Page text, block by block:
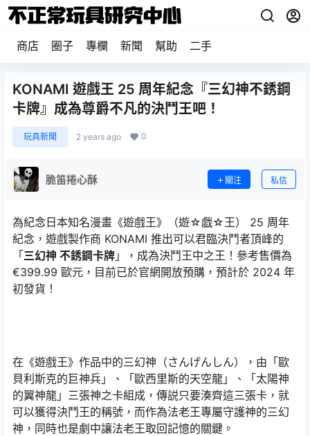
商店 圈子 專欄 新聞 幫助 二手
KONAMI 遊戲王 25 周年紀念『三幻神不銹鋼
卡牌』成為尊爵不凡的決鬥王吧！
玩具新聞 2 years ago 0
脆笛捲心酥 關注 私信
為紀念日本知名漫畫《遊戲王》（遊☆戯☆王） 25 周年
紀念，遊戲製作商 KONAMI 推出可以君臨決鬥者頂峰的
「三幻神 不銹鋼卡牌 」，成為決鬥王中之王！參考售價為
€399.99 歐元，目前已於官網開放預購，預計於 2024 年
初發貨！
在《遊戲王》作品中的三幻神（さんげんしん），由「歐
貝利斯克的巨神兵」、「歐西里斯的天空龍」、「太陽神
的翼神龍」三張神之卡組成，傳説只要湊齊這三張卡，就
可以獲得決鬥王的稱號，而作為法老王專屬守護神的三幻
神，同時也是劇中讓法老王取回記憶的關鍵。